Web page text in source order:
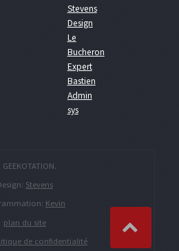
Stevens
Design
Le
Bucheron
Expert
Bastien
Admin
sys
Stevens
Kevin
plan du site
de confidentialité